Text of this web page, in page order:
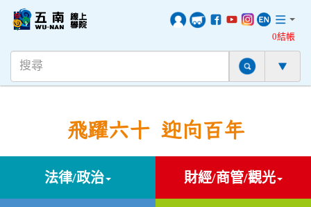
0結帳
飛躍六十 迎向百年
法律/政治 財經/商管/觀光